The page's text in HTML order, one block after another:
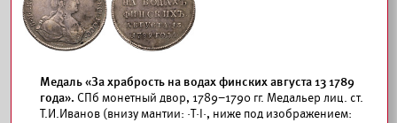
Медаль «За храбрость на водах финских августа 13 1789
года». СПб монетный двор, 1789–1790 гг. Медальер лиц. ст.
Т.И.Иванов (внизу мантии: ·Т·I·, ниже под изображением: